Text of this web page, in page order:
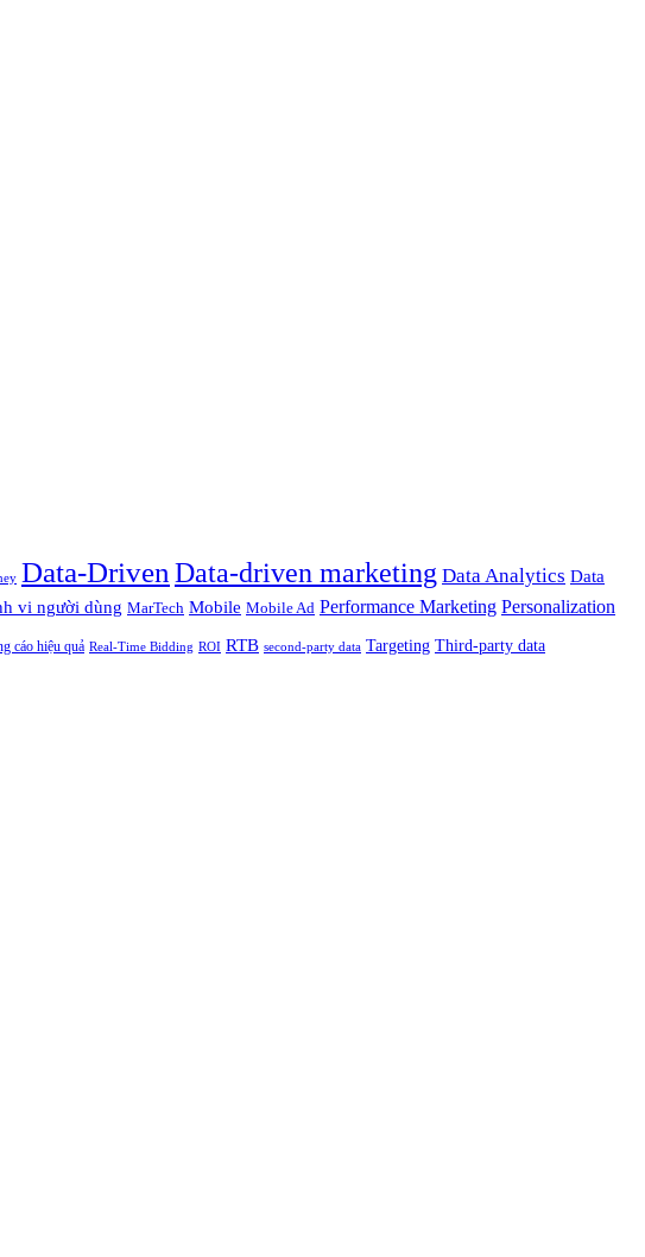
Data-Driven Data-driven marketing Data Analytics Data
vi người dùng MarTech Mobile Mobile Ad Performance Marketing Personalization
cáo hiệu quả Real-Time Bidding ROI RTB second-party data Targeting Third-party data